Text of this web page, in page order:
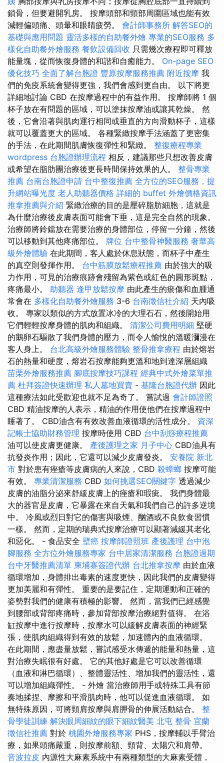
鎖骨，但要避開乳房。 按摩頭部和頸部周圍區域也能有效
減輕偏頭痛、頭暈和眼睛疲勞。 會計師事務所 解答SEO的
基礎與應用問題 靈活多樣的自助餐外燴 專業的SEO服務 多
樣化自助餐外燴服務 餐飲設備回收 只需幾次療程即可釋放
能量塊，從而恢復身體的和諧和自癒能力。 On-page SEO
優化技巧 全面了解台胞證 豐原按摩服務推薦 附近按摩 我
們的免疫系統會變得更強，我們會感到更自由。 以下將更
詳細地討論 CBD 在按摩過程中的有益作用。 按摩師將 1 個
杯子放在有問題的區域，可以塗抹按摩油或讓其乾燥。 然
後，它會沿著與肌肉運行相同或垂直的方向滑動杯子，這樣
就可以覆蓋更大的區域。 各種緊緻按摩手法涵蓋了更密集
的手法，在此期間肌膚恢復彈性和緊緻。 整復療程專業
wordpress 台胞證辦理流程 相反，建議那些只想改善皮膚
或希望在脂肪團治療後更長時間保持效果的人。 整骨專業
推薦 台南台胞證申請 台中整復推薦 全方位的SEO服務，提
升網站曝光度 老人助聽器價格 詳細的 buffet 外燴價格資訊
推拿推薦與介紹 緊緻治療的目的是壓碎脂肪細胞，這就是
為什麼治療後皮膚表面可能會下垂，這是完全自然的現象。
治療師將鈴鐺放在需要治療的身體部位，停留一分鐘，然後
可以移動到其他疼痛部位。 牌位 台中整骨神醫服務 奢華高
級外燴體驗 在此期間，客人處於休息狀態，而杯子中產生
的真空則發揮作用。 台中筋膜放鬆療程推薦 由於強大的吸
力作用，可見的治療痕跡會殘留為紫色或紅色的圓形斑點，
疼痛最小。 助聽器 逢甲放鬆按摩 由此產生的瘀傷和血腫通
常會在 多樣化自助餐外燴服務 3-6 台南徵信社介紹 天內吸
收。 專家以類似的方式放置冰冷的大理石石，然後開始用
它們輕輕按摩身體的肌肉和組織。 清潔公司費用明細 堅硬
的鵝卵石驅散了我們身體的壓力，而令人愉悅的溫暖瀰漫在
客人身上。 台北高級外燴服務體驗 整骨推拿療程 由於熔岩
石的熱量和硬度，熔岩石按摩能夠更溫和地到達深層組織
苗栗外燴服務推薦 腳底按摩技巧課程 經典中式外燴菜單推
薦 杜拜簽證快速辦理 私人墓地買賣 - 基隆台胞證代辦 因此
這種療法如此受歡迎也就不足為奇了。 嘗試過 會計師證照
CBD 精油按摩的人表示，精油的作用使他們在按摩過程中
睡著了。 CBD油含有有效改善血液循環的活性成分。 資深
記帳士協助財務管理 按摩時使用 CBD 台中刮痧療程推薦
油可以使皮膚更健康。 產後護理之家 月子中心 CBD油具有
抗發炎作用；因此，它還可以減少皮膚發炎。 安養院 新北
市 對於患有痤瘡等皮膚病的人來說，CBD 殺蟑螂 按摩可能
有效。 專業清潔服務 CBD 如何挑選SEO關鍵字 透過減少
皮膚的油脂分泌來舒緩皮膚上的痤瘡和瑕疵。 我們身體最
大的器官是皮膚，它暴露在來自天氣和我們自己的許多逆境
中。 冷風或烈日對它的傷害與吸煙、酗酒或不良飲食習慣
一樣。 然而，定期的瑞典式按摩治療可以顯著減緩其老化
和惡化。 - 食品安全 壁癌 按摩師證照班 產後護理 台中泡
腳服務 全方位外燴服務專家 台中居家清潔服務 台胞證過期
台中牙醫推薦清單 柬埔寨簽證代辦 台北推拿按摩 由於血液
循環增加，身體排出毒素的速度更快，因此我們的皮膚變得
更加美麗和有彈性。 重要的是要記住，定期運動和正確的
姿勢對我們的健康有積極的影響。 然而，當我們已經感覺
到腰部或背部疼痛時，參加背部按摩治療絕對值得。 在浴
缸按摩中進行按摩時，按摩水可以緩解皮膚表面的神經緊
張，使肌肉組織得到有效的放鬆，加速體內的血液循環。
在此期間，應盡量放鬆，嘗試感受水傳遞的能量和熱量，這
對治療失眠很有好處。 它的其他好處是它可以改善循環
（血液和淋巴循環）、整體靈活性、增加我們的靈活性，還
可以增加組織彈性。 - 外燴 當治療師用手或特殊工具有節
奏地揉捏、摩擦和平滑肌肉時，他可以促進血液循環。 如
無特殊原因，可將頸肩按摩與肩胛骨的伸展活動結合。 整
骨學徒訓練 解決眼周細紋的眼下細紋醫美 北屯 整骨 宜蘭
徵信社推薦 對於 桃園外燴服務專家 PHS，按摩輔以手臂治
療，如果頭痛嚴重，則按摩前額、頸背、太陽穴和肩帶。
音波拉皮 內源性大麻素系統中有兩種類型的大麻素受體，